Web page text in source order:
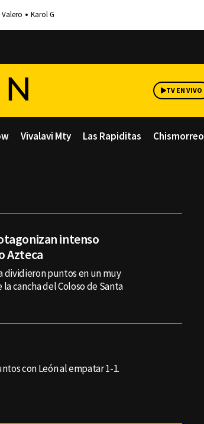
Karol G
TV EN VIVO
Vivalavi Mty Las Rapiditas Chismorreo
intenso
Azteca
dividieron puntos en un muy
cancha del Coloso de Santa
con León al empatar 1-1.